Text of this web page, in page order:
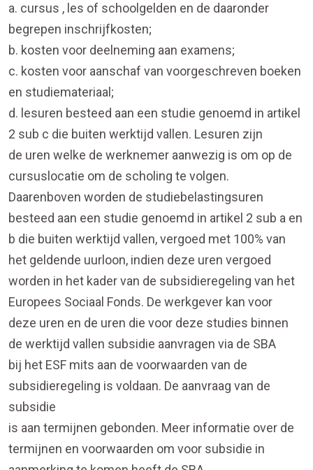
a. cursus , les of schoolgelden en de daaronder
begrepen inschrijfkosten;
b. kosten voor deelneming aan examens;
c. kosten voor aanschaf van voorgeschreven boeken
en studiemateriaal;
d. lesuren besteed aan een studie genoemd in artikel
2 sub c die buiten werktijd vallen. Lesuren zijn
de uren welke de werknemer aanwezig is om op de
cursuslocatie om de scholing te volgen.
Daarenboven worden de studiebelastingsuren
besteed aan een studie genoemd in artikel 2 sub a en
b die buiten werktijd vallen, vergoed met 100% van
het geldende uurloon, indien deze uren vergoed
worden in het kader van de subsidieregeling van het
Europees Sociaal Fonds. De werkgever kan voor
deze uren en de uren die voor deze studies binnen
de werktijd vallen subsidie aanvragen via de SBA
bij het ESF mits aan de voorwaarden van de
subsidieregeling is voldaan. De aanvraag van de
subsidie
is aan termijnen gebonden. Meer informatie over de
termijnen en voorwaarden om voor subsidie in